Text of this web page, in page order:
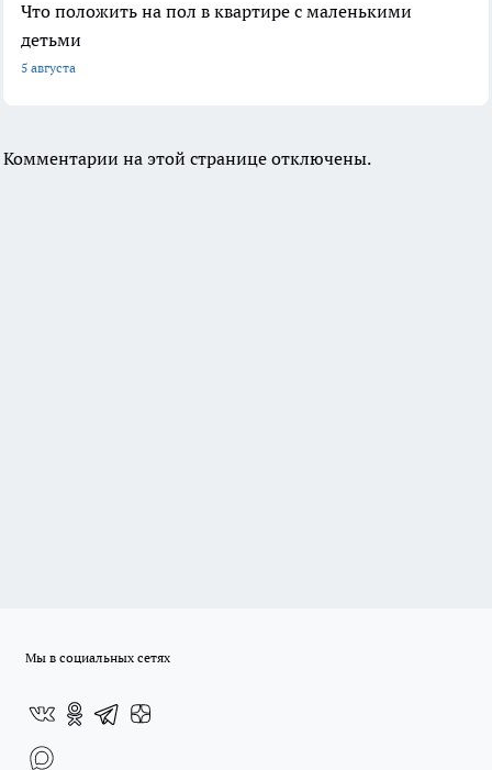
Что положить на пол в квартире с маленькими
детьми
5 августа
Комментарии на этой странице отключены.
Мы в социальных сетях